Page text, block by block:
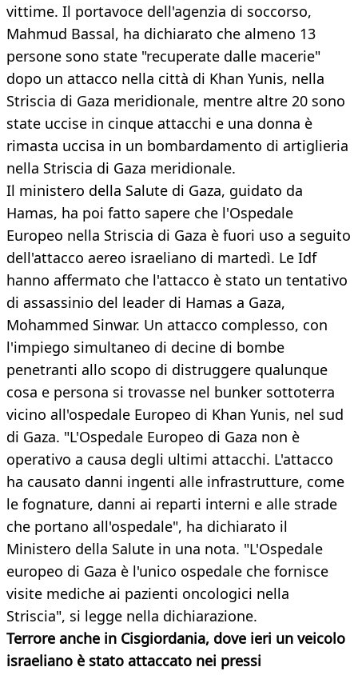
vittime. Il portavoce dell'agenzia di soccorso,
Mahmud Bassal, ha dichiarato che almeno 13
persone sono state "recuperate dalle macerie"
dopo un attacco nella città di Khan Yunis, nella
Striscia di Gaza meridionale, mentre altre 20 sono
state uccise in cinque attacchi e una donna è
rimasta uccisa in un bombardamento di artiglieria
nella Striscia di Gaza meridionale.
Il ministero della Salute di Gaza, guidato da
Hamas, ha poi fatto sapere che l'Ospedale
Europeo nella Striscia di Gaza è fuori uso a seguito
dell'attacco aereo israeliano di martedì. Le Idf
hanno affermato che l'attacco è stato un tentativo
di assassinio del leader di Hamas a Gaza,
Mohammed Sinwar. Un attacco complesso, con
l'impiego simultaneo di decine di bombe
penetranti allo scopo di distruggere qualunque
cosa e persona si trovasse nel bunker sottoterra
vicino all'ospedale Europeo di Khan Yunis, nel sud
di Gaza. "L'Ospedale Europeo di Gaza non è
operativo a causa degli ultimi attacchi. L'attacco
ha causato danni ingenti alle infrastrutture, come
le fognature, danni ai reparti interni e alle strade
che portano all'ospedale", ha dichiarato il
Ministero della Salute in una nota. "L'Ospedale
europeo di Gaza è l'unico ospedale che fornisce
visite mediche ai pazienti oncologici nella
Striscia", si legge nella dichiarazione.
Terrore anche in Cisgiordania, dove ieri un veicolo
israeliano è stato attaccato nei pressi